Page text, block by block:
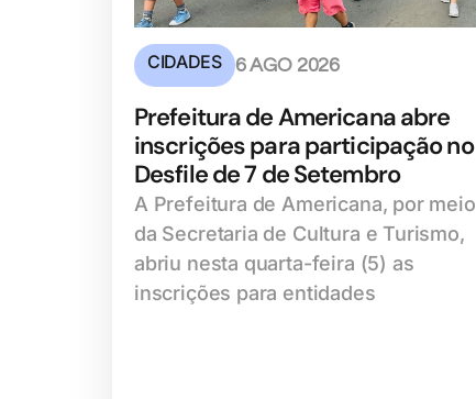
CIDADES 6 AGO 2026
Prefeitura de Americana abre
inscrições para participação no
Desfile de 7 de Setembro
A Prefeitura de Americana, por meio
da Secretaria de Cultura e Turismo,
abriu nesta quarta-feira (5) as
inscrições para entidades